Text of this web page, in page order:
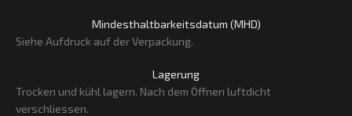
Mindesthaltbarkeitsdatum (MHD)
Siehe Aufdruck auf der Verpackung.
Lagerung
Trocken und kühl lagern. Nach dem Öffnen luftdicht
verschliessen.